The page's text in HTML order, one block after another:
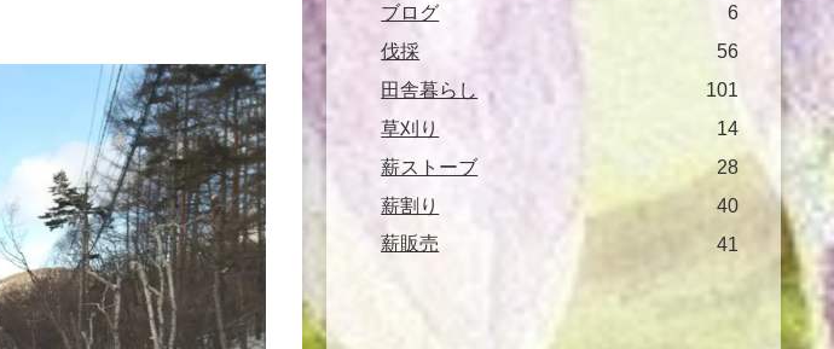
ブログ
6
伐採
56
田舎暮らし
101
草刈り
14
薪ストーブ
28
薪割り
40
薪販売
41